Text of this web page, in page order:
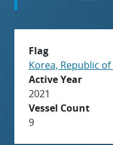
Flag
Korea, Republic of
Active Year
2021
Vessel Count
9